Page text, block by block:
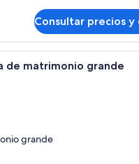
Consultar precios
Habitación de
de matrimonio grande
grande